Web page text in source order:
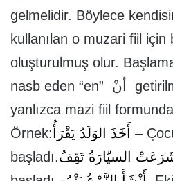
gelmelidir. Böylece
kullanılan o muzari fiil için
oluşturulmuş olur.
nasb eden “en” أنْ getirilmez. Başlama filleri
yanlızca mazi fiil formunda
Örnek: أَخَذَ الوَلَدُ يَقْرَأُ –
başladı.السيّارَةُ تَقِفُ